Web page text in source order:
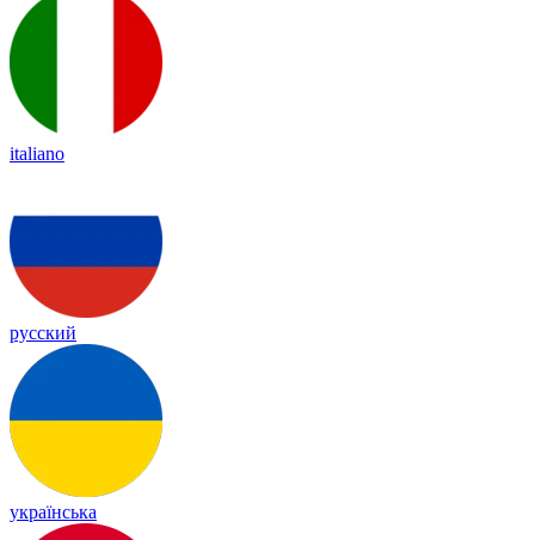
italiano
русский
українська